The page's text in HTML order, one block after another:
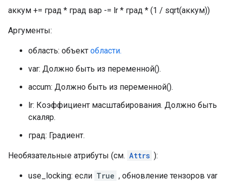
аккум += град * град вар -= lr * град * (1 / sqrt(аккум))
Аргументы:
область: объект области.
var: Должно быть из переменной().
accum: Должно быть из переменной().
lr: Коэффициент масштабирования. Должно быть
скаляр.
град: Градиент.
Необязательные атрибуты (см. Attrs ):
use_locking: если True , обновление тензоров var